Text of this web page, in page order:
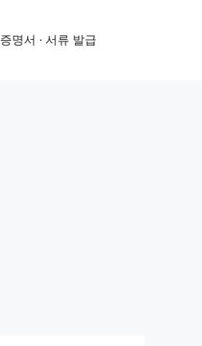
증명서 · 서류 발급